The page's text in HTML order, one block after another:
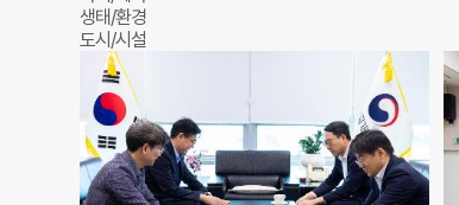
생태/환경
도시/시설